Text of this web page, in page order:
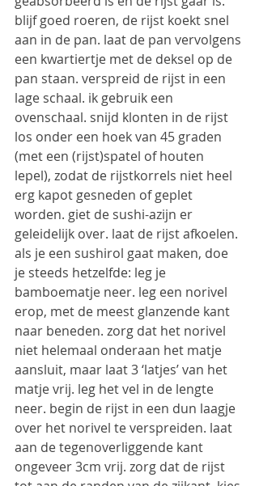
blijf goed roeren, de rijst koekt snel
aan in de pan. laat de pan vervolgens
een kwartiertje met de deksel op de
pan staan. verspreid de rijst in een
lage schaal. ik gebruik een
ovenschaal. snijd klonten in de rijst
los onder een hoek van 45 graden
(met een (rijst)spatel of houten
lepel), zodat de rijstkorrels niet heel
erg kapot gesneden of geplet
worden. giet de sushi-azijn er
geleidelijk over. laat de rijst afkoelen.
als je een sushirol gaat maken, doe
je steeds hetzelfde: leg je
bamboematje neer. leg een norivel
erop, met de meest glanzende kant
naar beneden. zorg dat het norivel
niet helemaal onderaan het matje
aansluit, maar laat 3 ‘latjes’ van het
matje vrij. leg het vel in de lengte
neer. begin de rijst in een dun laagje
over het norivel te verspreiden. laat
aan de tegenoverliggende kant
ongeveer 3cm vrij. zorg dat de rijst